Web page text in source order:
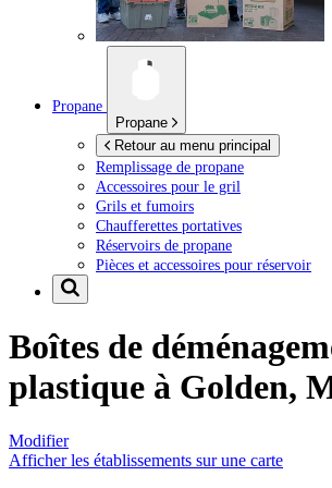
Propane
Propane
Retour au menu principal
Remplissage de propane
Accessoires pour le gril
Grils et fumoirs
Chaufferettes portatives
Réservoirs de propane
Pièces et accessoires pour réservoir
Boîtes de
plastique à Golden,
Modifier
Afficher les établissements sur une carte